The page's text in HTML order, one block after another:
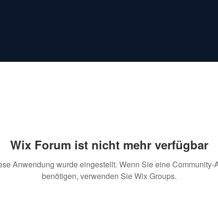
Wix Forum ist nicht mehr verfügbar
Anwendung wurde eingestellt. Wenn Sie eine Community-
benötigen, verwenden Sie Wix Groups.